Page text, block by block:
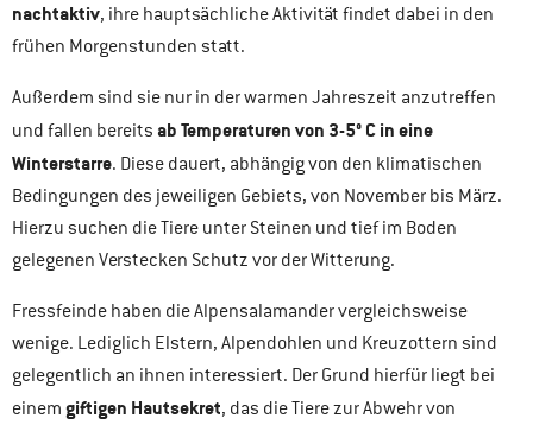
nachtaktiv, ihre hauptsächliche Aktivität findet dabei in den
frühen Morgenstunden statt.
Außerdem sind sie nur in der warmen Jahreszeit anzutreffen
und fallen bereits ab Temperaturen von 3-5° C in eine
Winterstarre. Diese dauert, abhängig von den klimatischen
Bedingungen des jeweiligen Gebiets, von November bis März.
Hierzu suchen die Tiere unter Steinen und tief im Boden
gelegenen Verstecken Schutz vor der Witterung.
Fressfeinde haben die Alpensalamander vergleichsweise
wenige. Lediglich Elstern, Alpendohlen und Kreuzottern sind
gelegentlich an ihnen interessiert. Der Grund hierfür liegt bei
einem giftigen Hautsekret, das die Tiere zur Abwehr von